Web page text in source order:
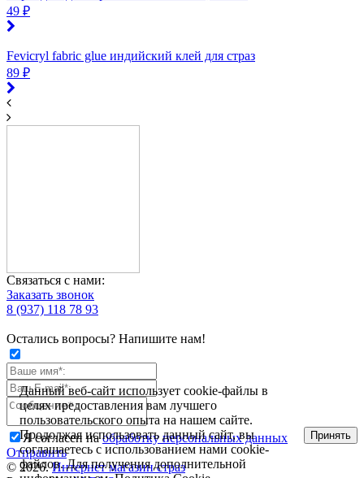
49 ₽
Fevicryl fabric glue индийский клей для страз
89 ₽
Связаться с нами:
Заказать звонок
8 (937) 118 78 93
Остались вопросы? Напишите нам!
Я согласен наобработку персональных данных
Отправить
© 2026.Интернет магазин страз
Данный веб-сайт использует cookie-файлы в
целях предоставления вам лучшего
пользовательского опыта на нашем сайте.
Продолжая использовать данный сайт, вы
соглашаетесь с использованием нами cookie-
файлов. Для получения дополнительной
Принять